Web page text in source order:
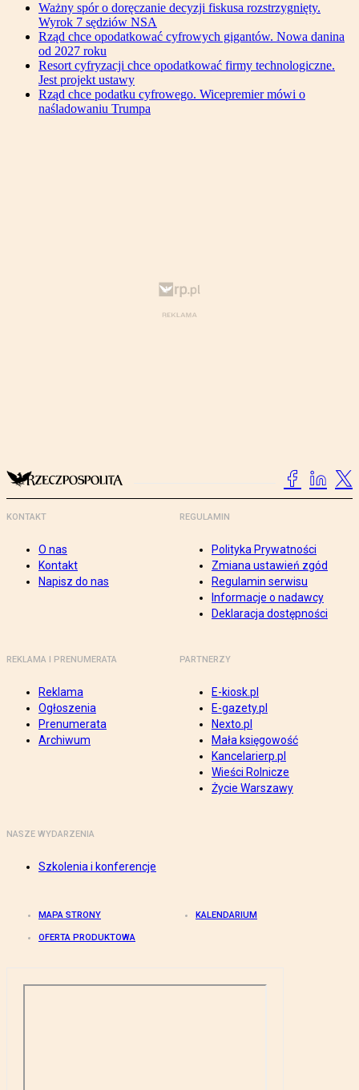
Ważny spór o doręczanie decyzji fiskusa rozstrzygnięty.
Wyrok 7 sędziów NSA
Rząd chce opodatkować cyfrowych gigantów. Nowa danina
od 2027 roku
Resort cyfryzacji chce opodatkować firmy technologiczne.
Jest projekt ustawy
Rząd chce podatku cyfrowego. Wicepremier mówi o
naśladowaniu Trumpa
KONTAKT
O nas
Kontakt
Napisz do nas
REGULAMIN
Polityka Prywatności
Zmiana ustawień zgód
Regulamin serwisu
Informacje o nadawcy
Deklaracja dostępności
REKLAMA I PRENUMERATA
Reklama
Ogłoszenia
Prenumerata
Archiwum
PARTNERZY
E-kiosk.pl
E-gazety.pl
Nexto.pl
Mała księgowość
Kancelarierp.pl
Wieści Rolnicze
Życie Warszawy
NASZE WYDARZENIA
Szkolenia i konferencje
MAPA STRONY KALENDARIUM
OFERTA PRODUKTOWA